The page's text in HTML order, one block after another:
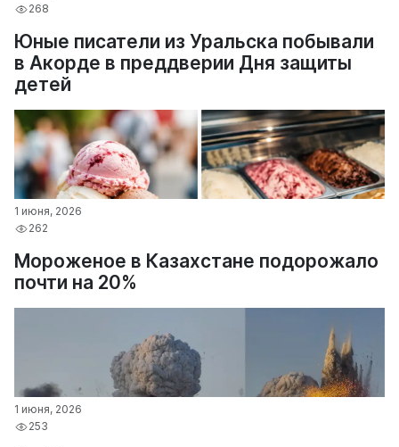
268
Юные писатели из Уральска побывали
в Акорде в преддверии Дня защиты
детей
1 июня, 2026
262
Мороженое в Казахстане подорожало
почти на 20%
1 июня, 2026
253